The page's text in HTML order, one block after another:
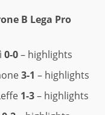
B Lega Pro
0-0– highlights
3-1 – highlights
1-3– highlights